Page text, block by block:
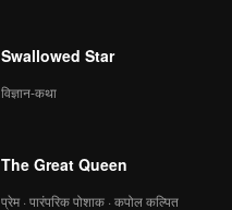
Swallowed Star
विज्ञान-कथा
The Great Queen
प्रेम · पारंपरिक पोशाक · कपोल कल्पित